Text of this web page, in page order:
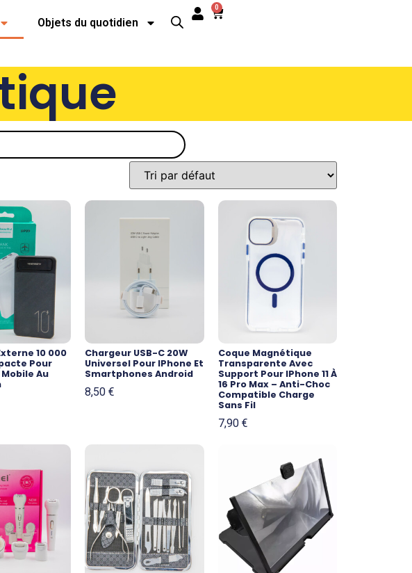
Objets du quotidien
0
10 000
Pour
Au
Chargeur USB-C 20W
Universel Pour IPhone Et
Smartphones Android
8,50€
Coque Magnétique
Transparente Avec
Support Pour IPhone 11 À
16 Pro Max – Anti-Choc
Compatible Charge
Sans Fil
7,90 €